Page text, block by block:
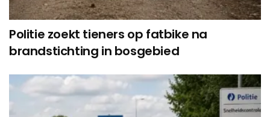
Politie zoekt tieners op fatbike na
brandstichting in bosgebied